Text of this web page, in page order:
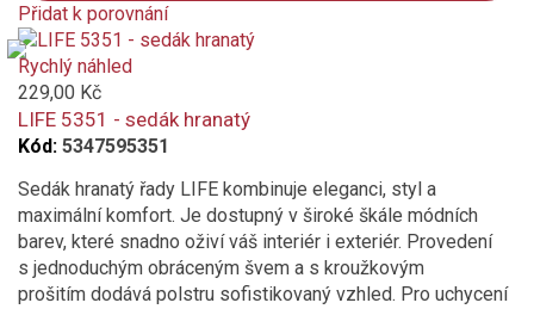
Přidat k porovnání
Product
is
added
to
compare
Rychlý náhled
229,00 Kč
LIFE 5351 - sedák hranatý
Kód: 5347595351
Sedák hranatý řady LIFE kombinuje eleganci, styl a
maximální komfort. Je dostupný v široké škále módních
barev, které snadno oživí váš interiér i exteriér. Provedení
s jednoduchým obráceným švem a s kroužkovým
prošitím dodává polstru sofistikovaný vzhled. Pro uchycení